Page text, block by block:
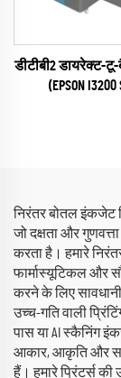
डीटीबी2 डायरेक्ट-टू-
(EPSON I3200
निरंतर बोतल इंकजेट
जो दक्षता और
करता है। हमारे
फार्मास्यूटिकल और
करने के लिए
उच्च-गति वाली
पास या AI स्कैनिंग
आकार, आकृति और
हैं। हमारे प्रिंटर्स की